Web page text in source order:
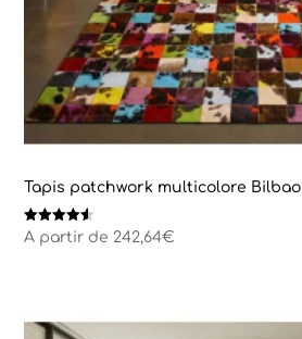
Tapis patchwork multicolore Bilbao
Note
4.50
A partir de 242,64€